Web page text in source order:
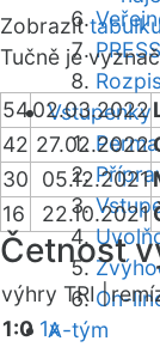
Vstupenky
On-
A-tým
Zobrazit
Tučně je
5402.03.2022
42 27.02.2022
30
05.12.2021
16
22.10.2021
Četnost
výhry TRI |
1:0 1x